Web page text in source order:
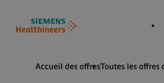
Accueil des offresToutes les offres